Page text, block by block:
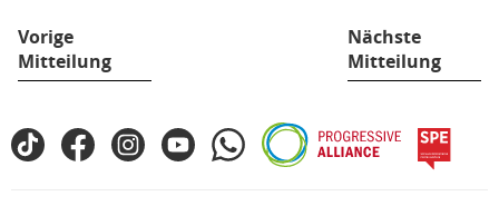
Vorige
Mitteilung
Nächste
Mitteilung
Fußbereich
SPD
TikTokFacebookInstagramYouTubeWhatsAppProgressive
Alliance